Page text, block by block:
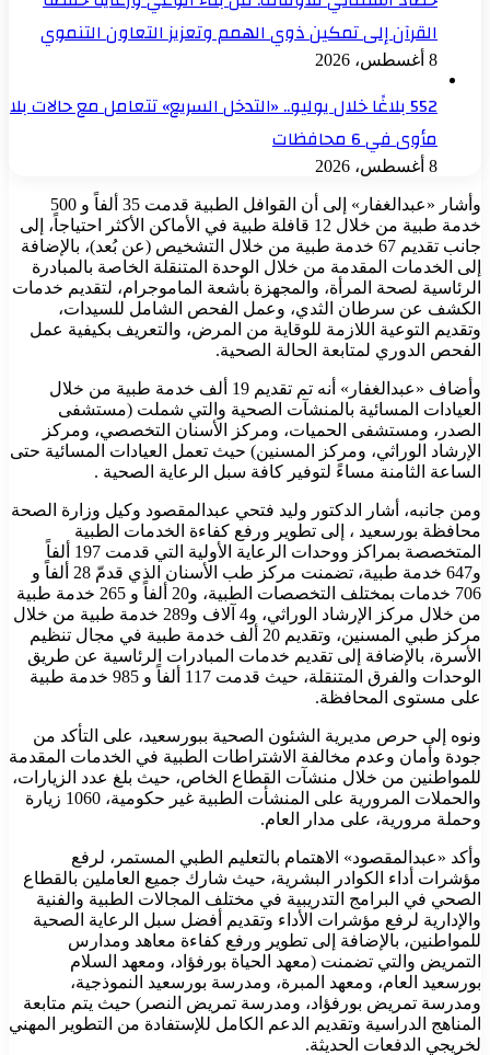
القرآن إلى تمكين ذوي الهمم وتعزيز التعاون التنموي
8 أغسطس، 2026
552 بلاغًا خلال يوليو.. «التدخل السريع» تتعامل مع حالات بلا
مأوى في 6 محافظات
8 أغسطس، 2026
وأشار «عبدالغفار» إلى أن القوافل الطبية قدمت 35 ألفاً و 500
خدمة طبية من خلال 12 قافلة طبية في الأماكن الأكثر احتياجاً، إلى
جانب تقديم 67 خدمة طبية من خلال التشخيص (عن بُعد)، بالإضافة
إلى الخدمات المقدمة من خلال الوحدة المتنقلة الخاصة بالمبادرة
الرئاسية لصحة المرأة، والمجهزة بأشعة الماموجرام، لتقديم خدمات
الكشف عن سرطان الثدي، وعمل الفحص الشامل للسيدات،
وتقديم التوعية اللازمة للوقاية من المرض، والتعريف بكيفية عمل
الفحص الدوري لمتابعة الحالة الصحية.
وأضاف «عبدالغفار» أنه تم تقديم 19 ألف خدمة طبية من خلال
العيادات المسائية بالمنشآت الصحية والتي شملت (مستشفى
الصدر، ومستشفى الحميات، ومركز الأسنان التخصصي، ومركز
الإرشاد الوراثي، ومركز المسنين) حيث تعمل العيادات المسائية حتى
الساعة الثامنة مساءً لتوفير كافة سبل الرعاية الصحية .
ومن جانبه، أشار الدكتور وليد فتحي عبدالمقصود وكيل وزارة الصحة
محافظة بورسعيد ، إلى تطوير ورفع كفاءة الخدمات الطبية
المتخصصة بمراكز ووحدات الرعاية الأولية التي قدمت 197 ألفاً
و647 خدمة طبية، تضمنت مركز طب الأسنان الذي قدمّ 28 ألفاً و
706 خدمات بمختلف التخصصات الطبية، و20 ألفاً و 265 خدمة طبية
من خلال مركز الإرشاد الوراثي، و4 آلاف و289 خدمة طبية من خلال
مركز طبي المسنين، وتقديم 20 ألف خدمة طبية في مجال تنظيم
الأسرة، بالإضافة إلى تقديم خدمات المبادرات الرئاسية عن طريق
الوحدات والفرق المتنقلة، حيث قدمت 117 ألفاً و 985 خدمة طبية
على مستوى المحافظة.
ونوه إلى حرص مديرية الشئون الصحية ببورسعيد، على التأكد من
جودة وأمان وعدم مخالفة الاشتراطات الطبية في الخدمات المقدمة
للمواطنين من خلال منشآت القطاع الخاص، حيث بلغ عدد الزيارات،
والحملات المرورية على المنشأت الطبية غير حكومية، 1060 زيارة
وحملة مرورية، على مدار العام.
وأكد «عبدالمقصود» الاهتمام بالتعليم الطبي المستمر، لرفع
مؤشرات أداء الكوادر البشرية، حيث شارك جميع العاملين بالقطاع
الصحي في البرامج التدريبية في مختلف المجالات الطبية والفنية
والإدارية لرفع مؤشرات الأداء وتقديم أفضل سبل الرعاية الصحية
للمواطنين، بالإضافة إلى تطوير ورفع كفاءة معاهد ومدارس
التمريض والتي تضمنت (معهد الحياة بورفؤاد، ومعهد السلام
بورسعيد العام، ومعهد المبرة، ومدرسة بورسعيد النموذجية،
ومدرسة تمريض بورفؤاد، ومدرسة تمريض النصر) حيث يتم متابعة
المناهج الدراسية وتقديم الدعم الكامل للإستفادة من التطوير المهني
لخريجي الدفعات الحديثة.